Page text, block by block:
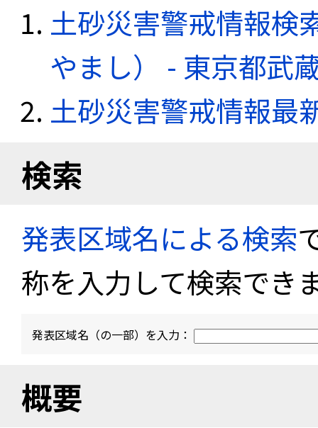
土砂災害警戒情報検
やまし） - 東京都武
土砂災害警戒情報最
検索
発表区域名による検索
称を入力して検索でき
発表区域名（の一部）を入力：
概要